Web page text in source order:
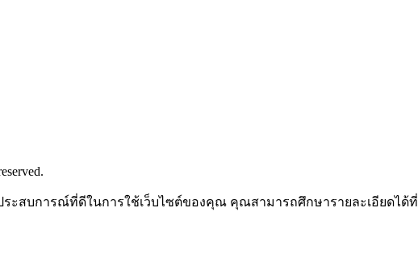
ะสบการณ์ที่ดีในการใช้เว็บไซต์ของคุณ คุณสามารถศึกษารายละเอียดได้ที่